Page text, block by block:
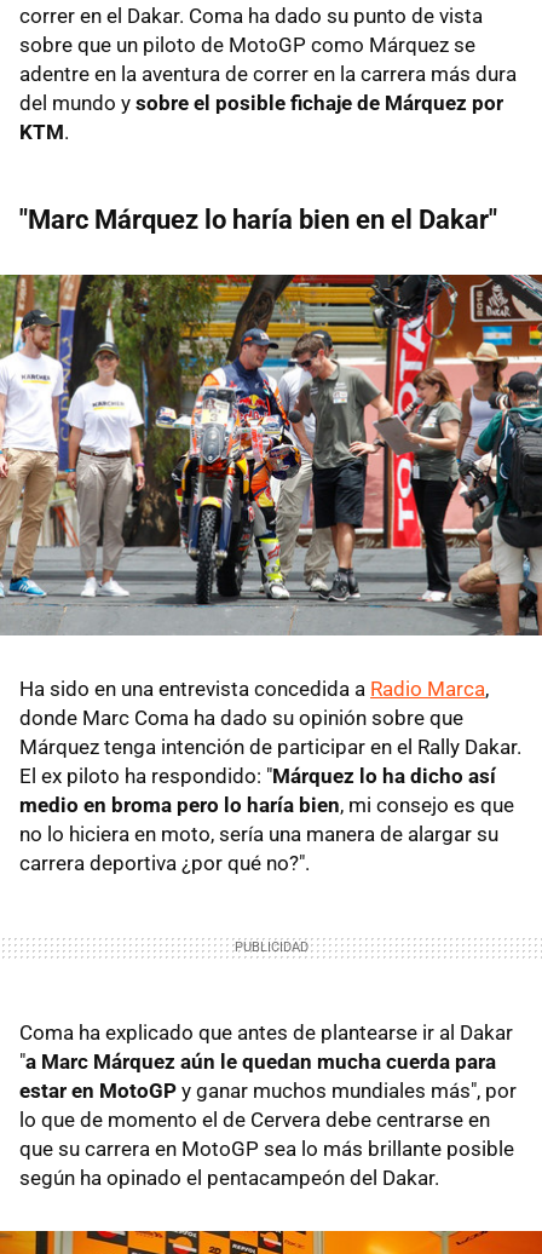
correr en el Dakar. Coma ha dado su punto de vista
sobre que un piloto de MotoGP como Márquez se
adentre en la aventura de correr en la carrera más dura
del mundo y sobre el posible fichaje de Márquez por
KTM.
"Marc Márquez lo haría bien en el Dakar"
Ha sido en una entrevista concedida a Radio Marca,
donde Marc Coma ha dado su opinión sobre que
Márquez tenga intención de participar en el Rally Dakar.
El ex piloto ha respondido: "Márquez lo ha dicho así
medio en broma pero lo haría bien, mi consejo es que
no lo hiciera en moto, sería una manera de alargar su
carrera deportiva ¿por qué no?".
Coma ha explicado que antes de plantearse ir al Dakar
"a Marc Márquez aún le quedan mucha cuerda para
estar en MotoGP y ganar muchos mundiales más", por
lo que de momento el de Cervera debe centrarse en
que su carrera en MotoGP sea lo más brillante posible
según ha opinado el pentacampeón del Dakar.